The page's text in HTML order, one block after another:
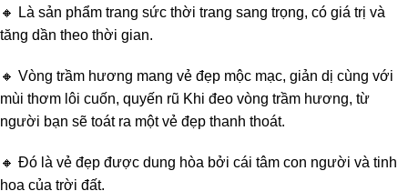
🔸 Là sản phẩm trang sức thời trang sang trọng, có giá trị và
tăng dần theo thời gian.
🔸 Vòng trầm hương mang vẻ đẹp mộc mạc, giản dị cùng với
mùi thơm lôi cuốn, quyến rũ Khi đeo vòng trầm hương, từ
người bạn sẽ toát ra một vẻ đẹp thanh thoát.
🔸 Đó là vẻ đẹp được dung hòa bởi cái tâm con người và tinh
hoa của trời đất.